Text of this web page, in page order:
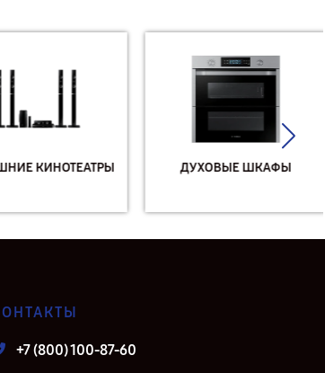
КИНОТЕАТРЫ ДУХОВЫЕ ШКАФЫ
+7 (800) 100-87-60